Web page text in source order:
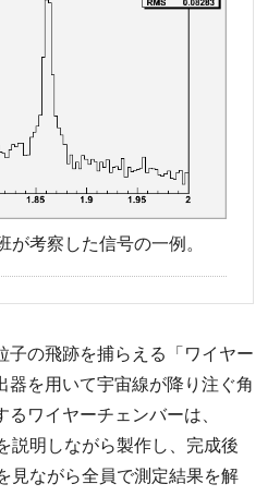
が考察した信号の一例。
子の飛跡を捕らえる「ワイヤー
器を用いて宇宙線が降り注ぐ角
ワイヤーチェンバーは、
説明しながら製作し、完成後
見ながら全員で測定結果を解